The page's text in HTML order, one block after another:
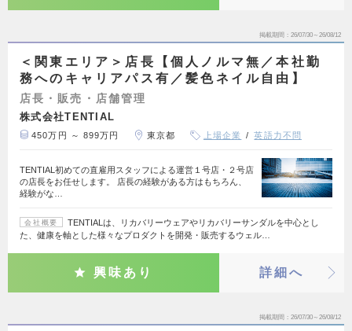
掲載期間 26/07/30～26/08/12
＜関東エリア＞店長【個人ノルマ無／本社勤
務へのキャリアパス有／髪色ネイル自由】
店長・販売・店舗管理
株式会社TENTIAL
450万円 ～ 899万円 東京都 上場企業 英語力不問
TENTIAL初めての直雇用スタッフによる運営１号店・２号店
の店長をお任せします。 店長の経験がある方はもちろん、
経験がな…
会社概要
TENTIALは、リカバリーウェアやリカバリーサンダルを中心とし
た、健康を軸とした様々なプロダクトを開発・販売するウェル…
興味あり 詳細へ
掲載期間 26/07/30～26/08/12